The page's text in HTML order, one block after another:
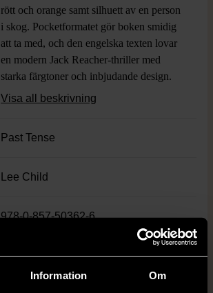
Information Om
rött och orange samt silhuett av en person
i skog. Pocketformatet gör boken smidig
att ta med, och den engelska texten lovar
en modern Jack Reacher-thriller med
starka färgtoner och inbjudande design.
Perfekt för dig som gillar action och
Visa all beskrivning
Past Tense
Lee Child
978-0-857-50362-6
Mycket gott skick
Produkten är sparsamt använd, är av fin